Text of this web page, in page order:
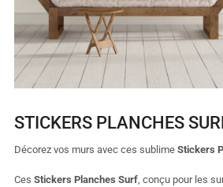
STICKERS PLANCHES
Décorez vos murs avec ces sublime Stickers
Ces Stickers Planches Surf, conçu pour les